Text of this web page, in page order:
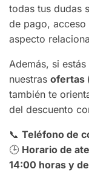
todas tus dudas
de pago,
aspecto
Además, si
nuestras ofertas
también te
del descuento
📞 Teléfono de
🕒 Horario de
14:00 horas y